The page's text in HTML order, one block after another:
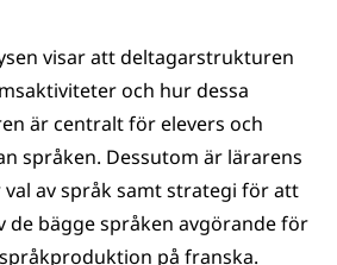
visar att deltagarstrukturen
och hur dessa
är centralt för elevers och
språken. Dessutom är lärarens
av språk samt strategi för att
de bägge språken avgörande för
på franska.